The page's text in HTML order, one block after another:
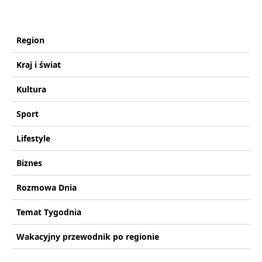
Region
Kraj i świat
Kultura
Sport
Lifestyle
Biznes
Rozmowa Dnia
Temat Tygodnia
Wakacyjny przewodnik po regionie